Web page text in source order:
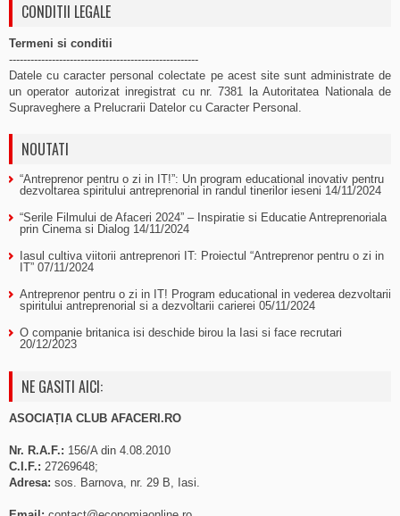
CONDITII LEGALE
Termeni si conditii
-----------------------------------------------------
Datele cu caracter personal colectate pe acest site sunt administrate de
un operator autorizat inregistrat cu nr. 7381 la Autoritatea Nationala de
Supraveghere a Prelucrarii Datelor cu Caracter Personal.
NOUTATI
“Antreprenor pentru o zi in IT!”: Un program educational inovativ pentru
dezvoltarea spiritului antreprenorial in randul tinerilor ieseni 14/11/2024
“Serile Filmului de Afaceri 2024” – Inspiratie si Educatie Antreprenoriala
prin Cinema si Dialog 14/11/2024
Iasul cultiva viitorii antreprenori IT: Proiectul “Antreprenor pentru o zi in
IT” 07/11/2024
Antreprenor pentru o zi in IT! Program educational in vederea dezvoltarii
spiritului antreprenorial si a dezvoltarii carierei 05/11/2024
O companie britanica isi deschide birou la Iasi si face recrutari
20/12/2023
NE GASITI AICI:
ASOCIAȚIA CLUB AFACERI.RO
Nr. R.A.F.: 156/A din 4.08.2010
C.I.F.: 27269648;
Adresa: sos. Barnova, nr. 29 B, Iasi.